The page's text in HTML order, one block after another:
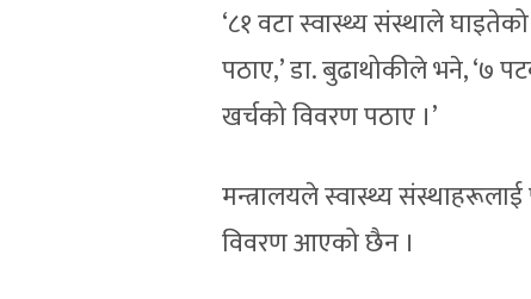
‘८१ वटा स्वास्थ्य संस्थाले
पठाए,’ डा. बुढाथोकीले भने, ‘७
खर्चको विवरण पठाए ।’
मन्त्रालयले स्वास्थ्य
विवरण आएको छैन ।